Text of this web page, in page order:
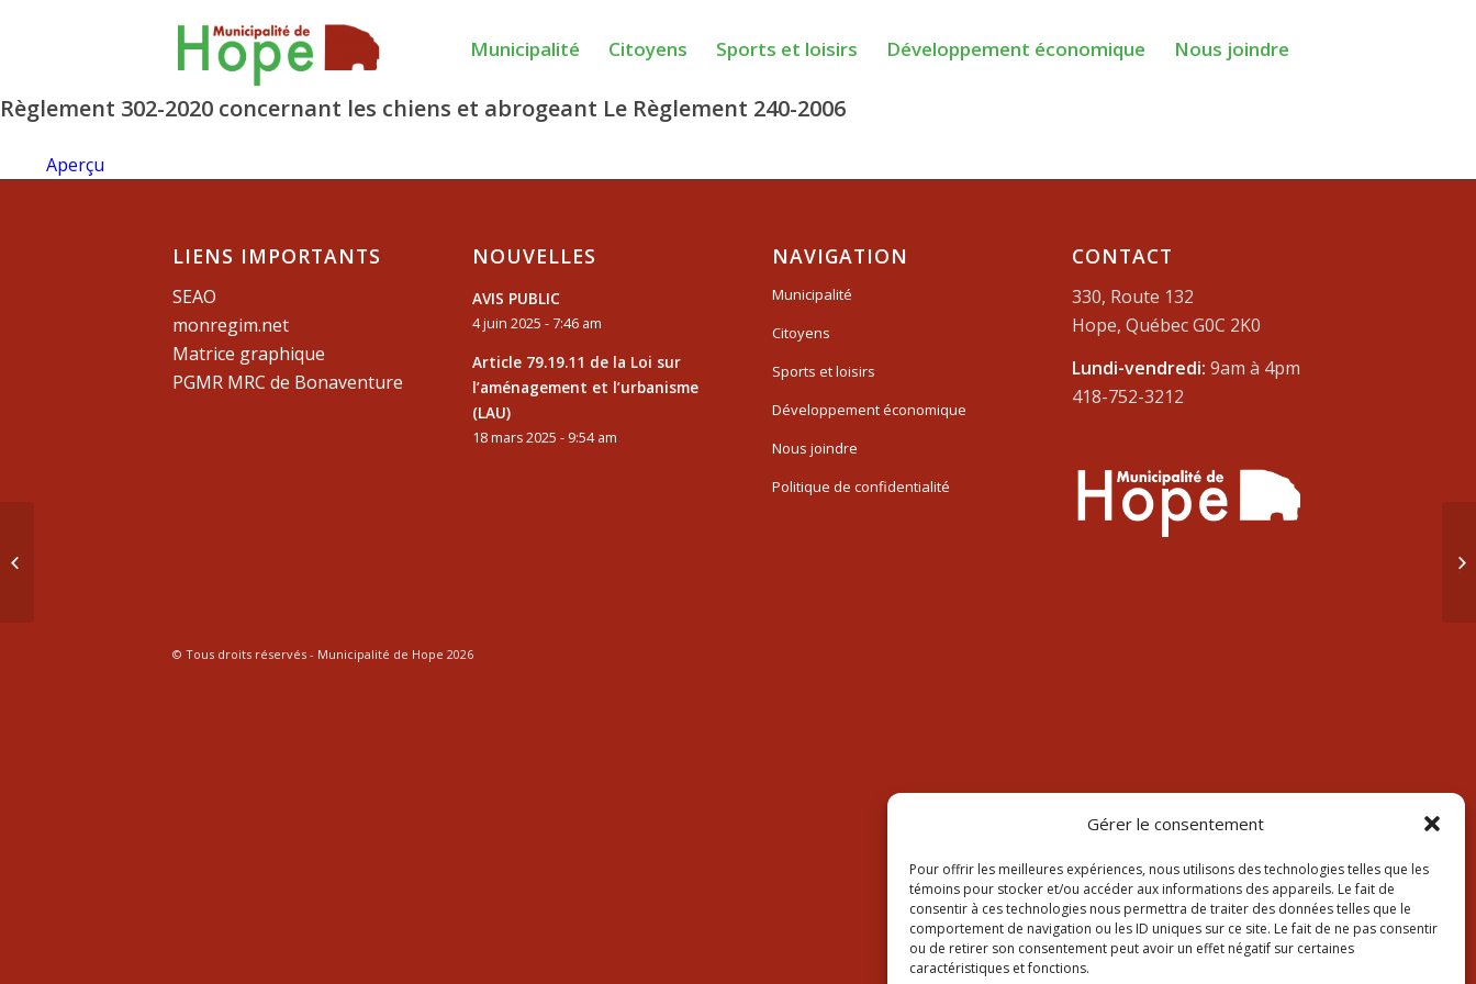
Gérer le consentement
Pour offrir les meilleures expériences, nous utilisons des technologies telles que les
témoins pour stocker et/ou accéder aux informations des appareils. Le fait de
consentir à ces technologies nous permettra de traiter des données telles que le
comportement de navigation ou les ID uniques sur ce site. Le fait de ne pas consentir
ou de retirer son consentement peut avoir un effet négatif sur certaines
caractéristiques et fonctions.
Municipalité Citoyens Sports et loisirs Développement économique Nous joindre
Règlement 302-2020 concernant les chiens et abrogeant Le Règlement 240-2006
Aperçu
LIENS IMPORTANTS
SEAO
monregim.net
Matrice graphique
PGMR MRC de Bonaventure
NOUVELLES
AVIS PUBLIC
4 juin 2025 - 7:46 am
Article 79.19.11 de la Loi sur
l’aménagement et l’urbanisme
(LAU)
18 mars 2025 - 9:54 am
NAVIGATION
Municipalité
Citoyens
Sports et loisirs
Développement économique
Nous joindre
Politique de confidentialité
CONTACT
330, Route 132
Hope, Québec G0C 2K0
Lundi-vendredi: 9am à 4pm
418-752-3212
© Tous droits réservés - Municipalité de Hope 2026
tir